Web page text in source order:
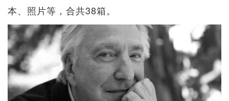
本、照片等，合共38箱。